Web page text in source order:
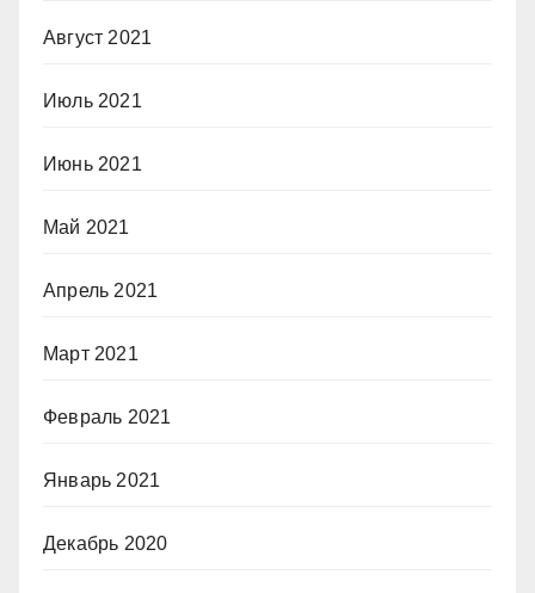
Август 2021
Июль 2021
Июнь 2021
Май 2021
Апрель 2021
Март 2021
Февраль 2021
Январь 2021
Декабрь 2020